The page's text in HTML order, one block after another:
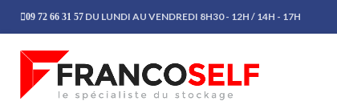
09 72 66 31 57 DU LUNDI AU VENDREDI 8H30 - 12H / 14H - 17H